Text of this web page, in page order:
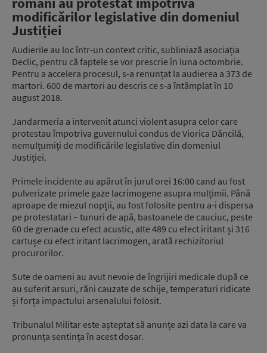
modificărilor legislative din domeniul
Justiției
Audierile au loc într-un context critic, subliniază asociația
Declic, pentru că faptele se vor prescrie în luna octombrie.
Pentru a accelera procesul, s-a renunțat la audierea a 373 de
martori. 600 de martori au descris ce s-a întâmplat în 10
august 2018.
Jandarmeria a intervenit atunci violent asupra celor care
protestau împotriva guvernului condus de Viorica Dăncilă,
nemulțumiți de modificările legislative din domeniul
Justiției.
Primele incidente au apărut în jurul orei 16:00 cand au fost
pulverizate primele gaze lacrimogene asupra mulțimii. Până
aproape de miezul nopții, au fost folosite pentru a-i dispersa
pe protestatari – tunuri de apă, bastoanele de cauciuc, peste
60 de grenade cu efect acustic, alte 489 cu efect iritant și 316
cartușe cu efect iritant lacrimogen, arată rechizitoriul
procurorilor.
Sute de oameni au avut nevoie de îngrijiri medicale după ce
au suferit arsuri, răni cauzate de schije, temperaturi ridicate
și forța impactului arsenalului folosit.
Tribunalul Militar este așteptat să anunțe azi data la care va
pronunța sentința în acest dosar.